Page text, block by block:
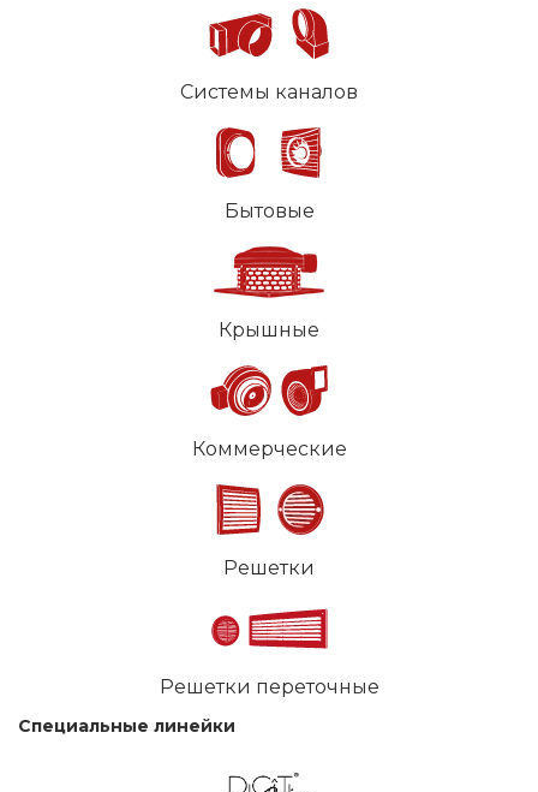
Системы каналов
Бытовые
Крышные
Коммерческие
Решетки
Решетки переточные
Специальные линейки